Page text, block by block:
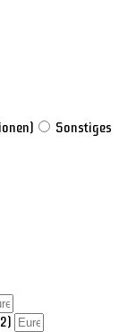
Sonstiges